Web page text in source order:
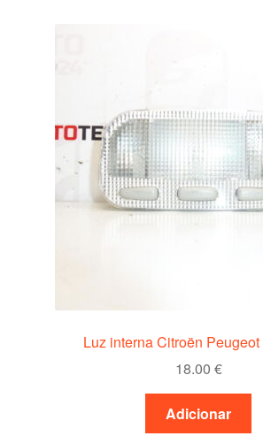
Luz interna Citroën
18.00 €
Adicionar